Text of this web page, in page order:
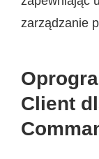
zarządzanie
Client